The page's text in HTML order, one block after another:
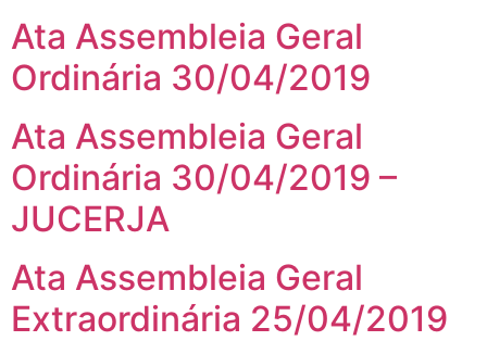
Ata Assembleia Geral
Ordinária 30/04/2019
Ata Assembleia Geral
Ordinária 30/04/2019 –
JUCERJA
Ata Assembleia Geral
Extraordinária 25/04/2019